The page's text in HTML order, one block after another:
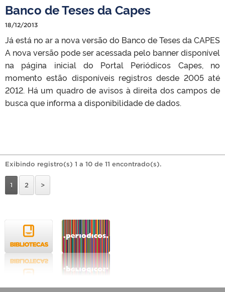
Banco de Teses da Capes
18/12/2013
Já está no ar a nova versão do Banco de Teses da CAPES
A nova versão pode ser acessada pelo banner disponível
na página inicial do Portal Periódicos Capes, no
momento estão disponíveis registros desde 2005 até
2012. Há um quadro de avisos à direita dos campos de
busca que informa a disponibilidade de dados.
Exibindo registro(s) 1 a 10 de 11 encontrado(s).
1 2 >